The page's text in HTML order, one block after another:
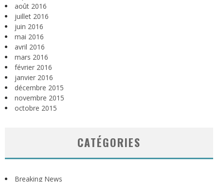
août 2016
juillet 2016
juin 2016
mai 2016
avril 2016
mars 2016
février 2016
janvier 2016
décembre 2015
novembre 2015
octobre 2015
CATÉGORIES
Breaking News